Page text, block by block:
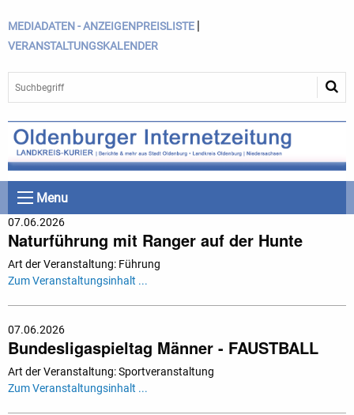
MEDIADATEN - ANZEIGENPREISLISTE |
VERANSTALTUNGSKALENDER
Menu
07.06.2026
Naturführung mit Ranger auf der Hunte
Art der Veranstaltung: Führung
Zum Veranstaltungsinhalt ...
07.06.2026
Bundesligaspieltag Männer - FAUSTBALL
Art der Veranstaltung: Sportveranstaltung
Zum Veranstaltungsinhalt ...